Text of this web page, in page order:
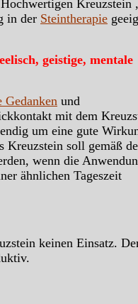
Kreuzstein
in der Steintherapie
geistige, mentale
Gedanken und
mit dem
um eine gute
soll gemäß
wenn die
ähnlichen Tageszeit
keinen Einsatz.